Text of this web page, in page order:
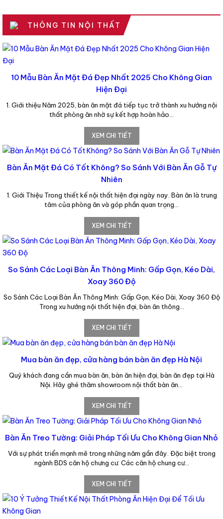
THÔNG TIN NỘI THẤT
10 Mẫu Bàn Ăn Mặt Đá Đẹp Nhất 2025 Cho Không Gian
Hiện Đại
1. Giới thiệu Năm 2025, bàn ăn mặt đá tiếp tục trở thành xu hướng nội
thất phòng ăn nhờ sự kết hợp hoàn hảo…
XEM CHI TIẾT
Bàn Ăn Mặt Đá Có Tốt Không? So Sánh Với Bàn Ăn Gỗ Tự
Nhiên
1. Giới Thiệu Trong thiết kế nội thất hiện đại ngày nay. Bàn ăn là trung
tâm của phòng ăn và góp phần quan trọng…
XEM CHI TIẾT
So Sánh Các Loại Bàn Ăn Thông Minh: Gấp Gọn, Kéo Dài,
Xoay 360 Độ
So Sánh Các Loại Bàn Ăn Thông Minh: Gấp Gọn, Kéo Dài, Xoay 360 Độ
Trong xu hướng nội thất hiện đại, bàn ăn thông…
XEM CHI TIẾT
Mua bàn ăn đẹp, cửa hàng bán bàn ăn đẹp Hà Nội
Quý khách đang cần mua bàn ăn, bàn ăn hiện đại, bàn ăn đẹp tại Hà
Nội. Hãy ghé thăm showroom nội thất bàn ăn…
XEM CHI TIẾT
Bàn Ăn Treo Tường: Giải Pháp Tối Ưu Cho Không Gian Nhỏ
Với sự phát triển mạnh mẽ trong những năm gần đây. Đặc biệt trong
ngành BDS căn hộ chưng cư. Các căn hộ chung cư…
XEM CHI TIẾT